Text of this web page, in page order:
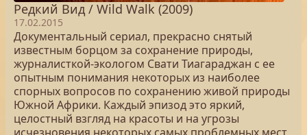
Редкий Вид / Wild Walk (2009)
17.02.2015
Документальный сериал, прекрасно снятый
известным борцом за сохранение природы,
журналисткой-экологом Свати Тиагараджан с ее
опытным понимания некоторых из наиболее
спорных вопросов по сохранению живой природы
Южной Африки. Каждый эпизод это яркий,
целостный взгляд на красоты и на угрозы